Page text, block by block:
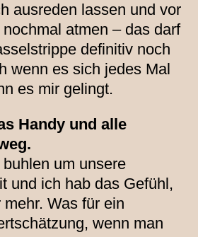
ausreden lassen und vor
atmen – das darf
definitiv noch
wenn es sich jedes Mal
es mir gelingt.
Handy und alle
um unsere
und ich hab das Gefühl,
Was für ein
wenn man